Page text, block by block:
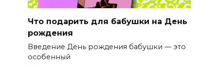
Что подарить для бабушки на День
рождения
Введение День рождения бабушки — это
особенный